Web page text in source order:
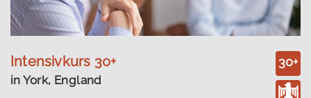
Intensivkurs 30+
in York, England